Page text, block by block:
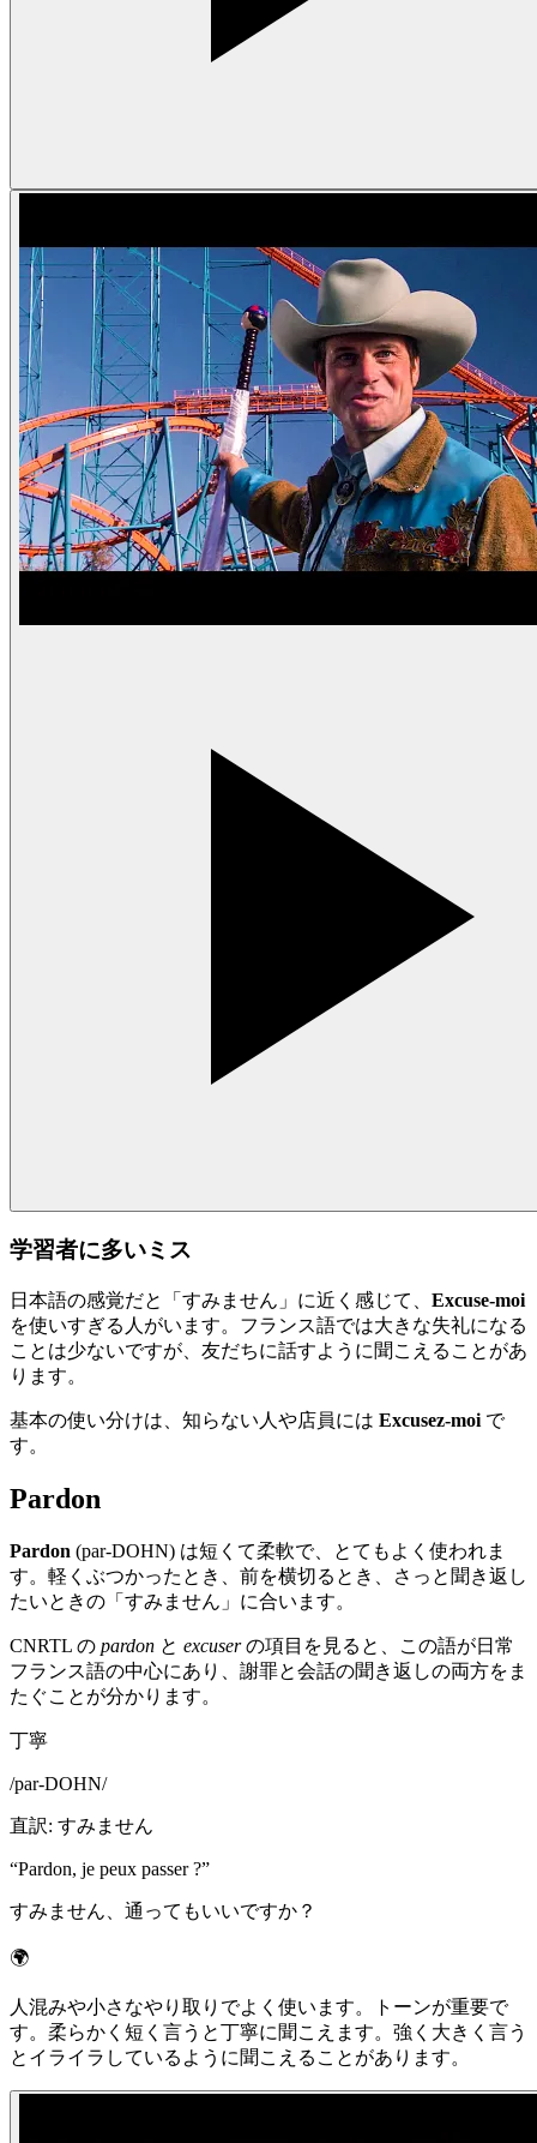
学習者に多いミス
日本語の感覚だと「すみません」に近く感じて、 Excuse-moi
を使いすぎる人がいます。フランス語では大きな失礼になる
ことは少ないですが、友だちに話すように聞こえることがあ
ります。
基本の使い分けは、知らない人や店員には Excusez-moi で
す。
Pardon
Pardon (par-DOHN) は短くて柔軟で、とてもよく使われま
す。軽くぶつかったとき、前を横切るとき、さっと聞き返し
たいときの「すみません」に合います。
CNRTL の pardon と excuserの項目を見ると、この語が日常
フランス語の中心にあり、謝罪と会話の聞き返しの両方をま
たぐことが分かります。
丁寧
/par-DOHN/
直訳: すみません
“Pardon, je peux passer ?”
すみません、通ってもいいですか？
🌍
人混みや小さなやり取りでよく使います。トーンが重要で
す。柔らかく短く言うと丁寧に聞こえます。強く大きく言う
とイライラしているように聞こえることがあります。